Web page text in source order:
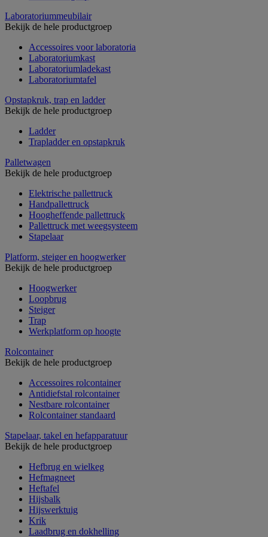
Laboratoriummeubilair
Bekijk de hele productgroep
Accessoires voor laboratoria
Laboratoriumkast
Laboratoriumladekast
Laboratoriumtafel
Opstapkruk, trap en ladder
Bekijk de hele productgroep
Ladder
Trapladder en opstapkruk
Palletwagen
Bekijk de hele productgroep
Elektrische pallettruck
Handpallettruck
Hoogheffende pallettruck
Pallettruck met weegsysteem
Stapelaar
Platform, steiger en hoogwerker
Bekijk de hele productgroep
Hoogwerker
Loopbrug
Steiger
Trap
Werkplatform op hoogte
Rolcontainer
Bekijk de hele productgroep
Accessoires rolcontainer
Antidiefstal rolcontainer
Nestbare rolcontainer
Rolcontainer standaard
Stapelaar, takel en hefapparatuur
Bekijk de hele productgroep
Hefbrug en wielkeg
Hefmagneet
Heftafel
Hijsbalk
Hijswerktuig
Krik
Laadbrug en dokhelling